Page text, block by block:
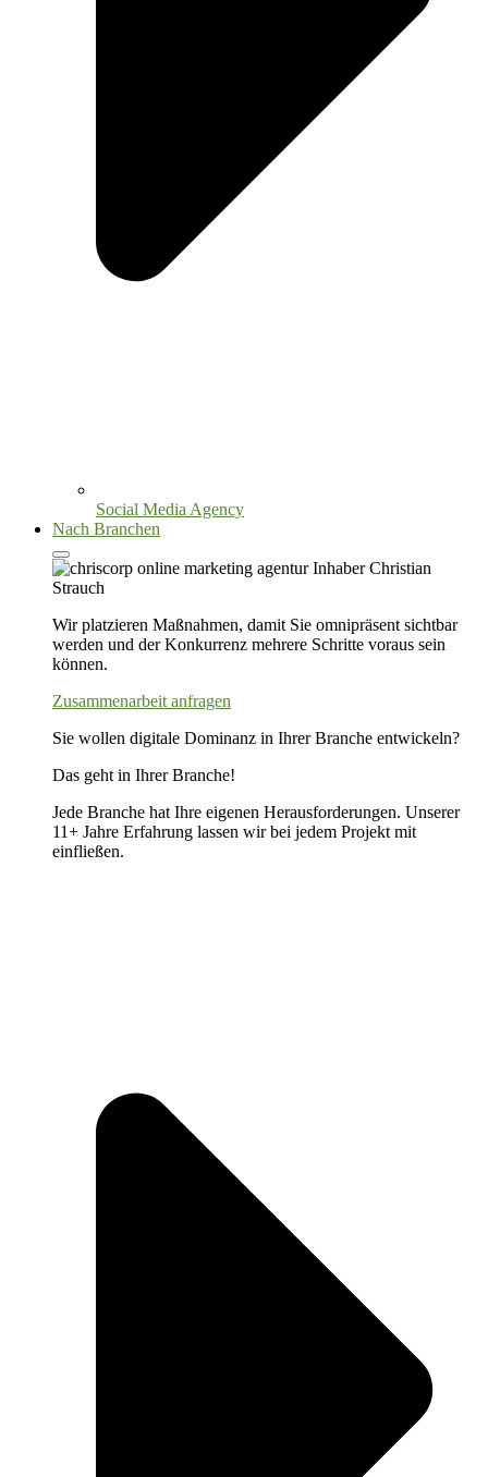
Social Media Agency
Nach Branchen
Wir platzieren Maßnahmen, damit Sie omnipräsent sichtbar
werden und der Konkurrenz mehrere Schritte voraus sein
können.
Zusammenarbeit anfragen
Sie wollen digitale Dominanz in Ihrer Branche entwickeln?
Das geht in Ihrer Branche!
Jede Branche hat Ihre eigenen Herausforderungen. Unserer
11+ Jahre Erfahrung lassen wir bei jedem Projekt mit
einfließen.